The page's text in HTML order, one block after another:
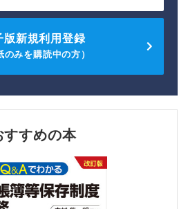
版新規利用登録
のみを購読中の方）
すすめの本